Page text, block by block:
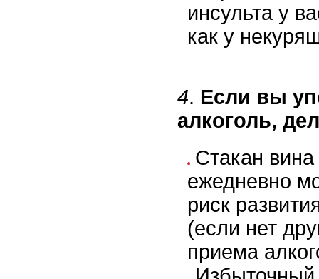
инсульта у
как у
4. Если вы
алкоголь,
Стакан
ежедневно
риск
(если нет
приема